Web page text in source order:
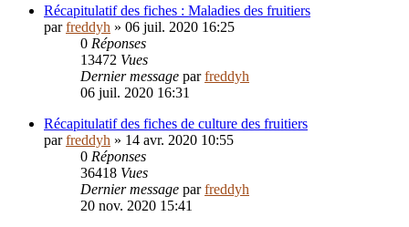
Récapitulatif des fiches : Maladies des fruitiers
parfreddyh » 06 juil. 2020 16:25
0 Réponses
13472 Vues
Dernier message parfreddyh
06 juil. 2020 16:31
Récapitulatif des fiches de culture des fruitiers
parfreddyh » 14 avr. 2020 10:55
0 Réponses
36418 Vues
Dernier message parfreddyh
20 nov. 2020 15:41